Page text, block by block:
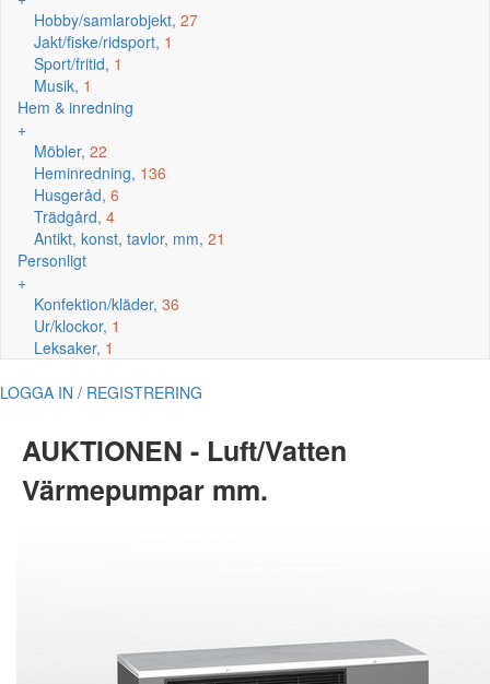
Hobby/samlarobjekt, 27
Jakt/fiske/ridsport, 1
Sport/fritid, 1
Musik, 1
Hem & inredning
+
Möbler, 22
Heminredning, 136
Husgeråd, 6
Trädgård, 4
Antikt, konst, tavlor, mm, 21
Personligt
+
Konfektion/kläder, 36
Ur/klockor, 1
Leksaker, 1
LOGGA IN / REGISTRERING
AUKTIONEN - Luft/Vatten
Värmepumpar mm.